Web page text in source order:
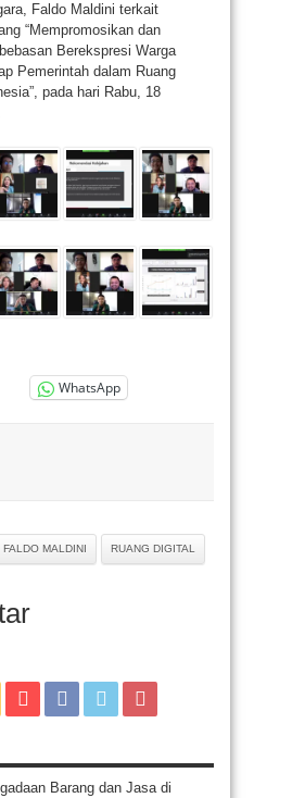
Faldo Maldini terkait
“Mempromosikan dan
Berekspresi Warga
Pemerintah dalam Ruang
pada hari Rabu, 18
WhatsApp
FALDO MALDINI RUANG DIGITAL
Barang dan Jasa di